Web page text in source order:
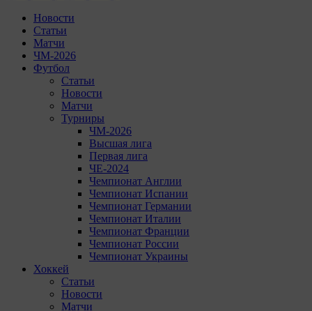
Новости
Статьи
Матчи
ЧМ-2026
Футбол
Статьи
Новости
Матчи
Турниры
ЧМ-2026
Высшая лига
Первая лига
ЧЕ-2024
Чемпионат Англии
Чемпионат Испании
Чемпионат Германии
Чемпионат Италии
Чемпионат Франции
Чемпионат России
Чемпионат Украины
Хоккей
Статьи
Новости
Матчи